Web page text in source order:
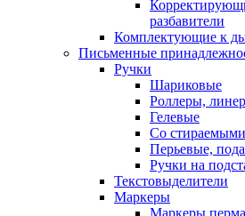
разбавители
Комплектующие к
Письменные
Ручки
Шариковые
Роллеры,
Гелевые
Со
Перьевые,
Ручки на
Текстовыделители
Маркеры